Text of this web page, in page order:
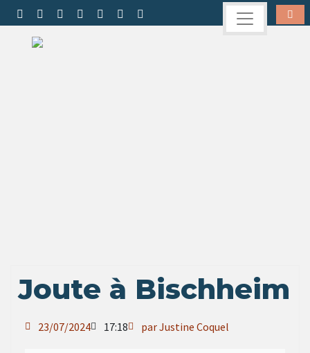
Joute à Bischheim
23/07/2024 17:18 par Justine Coquel